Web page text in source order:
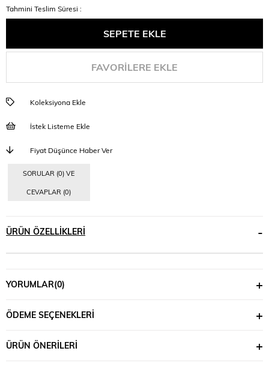
Tahmini Teslim Süresi :
FAVORILERE EKLE
Koleksiyona Ekle
İstek Listeme Ekle
Fiyat Düşünce Haber Ver
SORULAR (0) VE
CEVAPLAR (0)
ÜRÜN ÖZELLIKLERI
YORUMLAR(0)
ÖDEME SEÇENEKLERI
ÜRÜN ÖNERILERI